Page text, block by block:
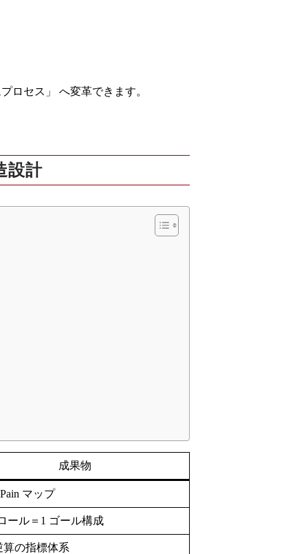
ロセス」 へ変革できます。
設計
成果物
マップ
ール＝1 ゴール構成
算の指標体系